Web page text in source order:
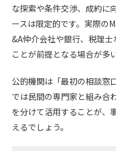
な探索や条件交渉、成約に
ースは限定的です。実際の
&A仲介会社や銀行、税理
ことが前提となる場合が多
公的機関は「最初の相談窓
では民間の専門家と組み合
を分けて活用することが、
えるでしょう。